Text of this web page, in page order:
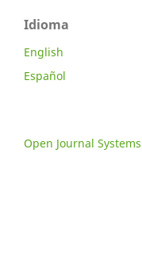
Idioma
English
Español
Open Journal Systems